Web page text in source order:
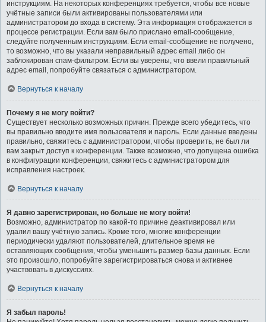
инструкциям. На некоторых конференциях требуется, чтобы все новые
учётные записи были активированы пользователями или
администратором до входа в систему. Эта информация отображается в
процессе регистрации. Если вам было прислано email-сообщение,
следуйте полученным инструкциям. Если email-сообщение не получено,
то возможно, что вы указали неправильный адрес email либо он
заблокирован спам-фильтром. Если вы уверены, что ввели правильный
адрес email, попробуйте связаться с администратором.
Вернуться к началу
Почему я не могу войти?
Существует несколько возможных причин. Прежде всего убедитесь, что
вы правильно вводите имя пользователя и пароль. Если данные введены
правильно, свяжитесь с администратором, чтобы проверить, не был ли
вам закрыт доступ к конференции. Также возможно, что допущена ошибка
в конфигурации конференции, свяжитесь с администратором для
исправления настроек.
Вернуться к началу
Я давно зарегистрирован, но больше не могу войти!
Возможно, администратор по какой-то причине деактивировал или
удалил вашу учётную запись. Кроме того, многие конференции
периодически удаляют пользователей, длительное время не
оставляющих сообщения, чтобы уменьшить размер базы данных. Если
это произошло, попробуйте зарегистрироваться снова и активнее
участвовать в дискуссиях.
Вернуться к началу
Я забыл пароль!